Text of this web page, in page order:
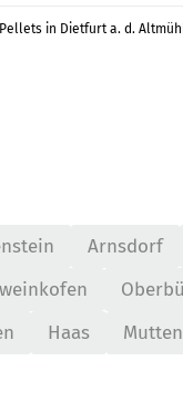
in Dietfurt a. d.
Arnsdorf
Haas